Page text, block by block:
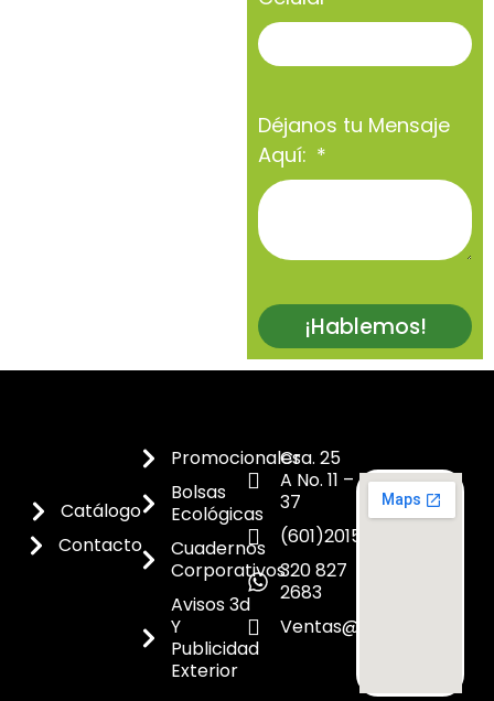
Déjanos tu Mensaje
Aquí:
¡Hablemos!
Catálogo
Contacto
Promocionales
Bolsas
Ecológicas
Cuadernos
Corporativos
Avisos 3d
Y
Publicidad
Exterior
Cra. 25
A No. 11 –
37
(601)2015300
320 827
2683
Ventas@dicoes.co